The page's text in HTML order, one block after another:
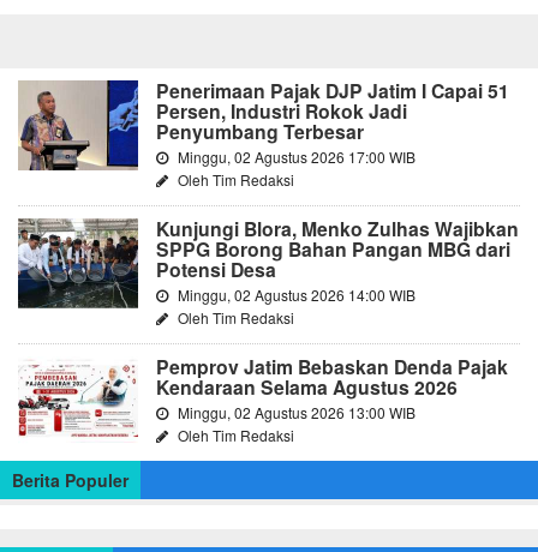
Penerimaan Pajak DJP Jatim I Capai 51
Persen, Industri Rokok Jadi
Penyumbang Terbesar
Minggu, 02 Agustus 2026 17:00 WIB
Oleh Tim Redaksi
Kunjungi Blora, Menko Zulhas Wajibkan
SPPG Borong Bahan Pangan MBG dari
Potensi Desa
Minggu, 02 Agustus 2026 14:00 WIB
Oleh Tim Redaksi
Pemprov Jatim Bebaskan Denda Pajak
Kendaraan Selama Agustus 2026
Minggu, 02 Agustus 2026 13:00 WIB
Oleh Tim Redaksi
Berita Populer